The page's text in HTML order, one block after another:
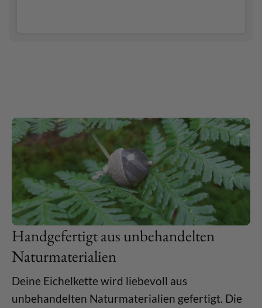
Handgefertigt aus unbehandelten
Naturmaterialien
Deine Eichelkette wird liebevoll aus
unbehandelten Naturmaterialien gefertigt. Die